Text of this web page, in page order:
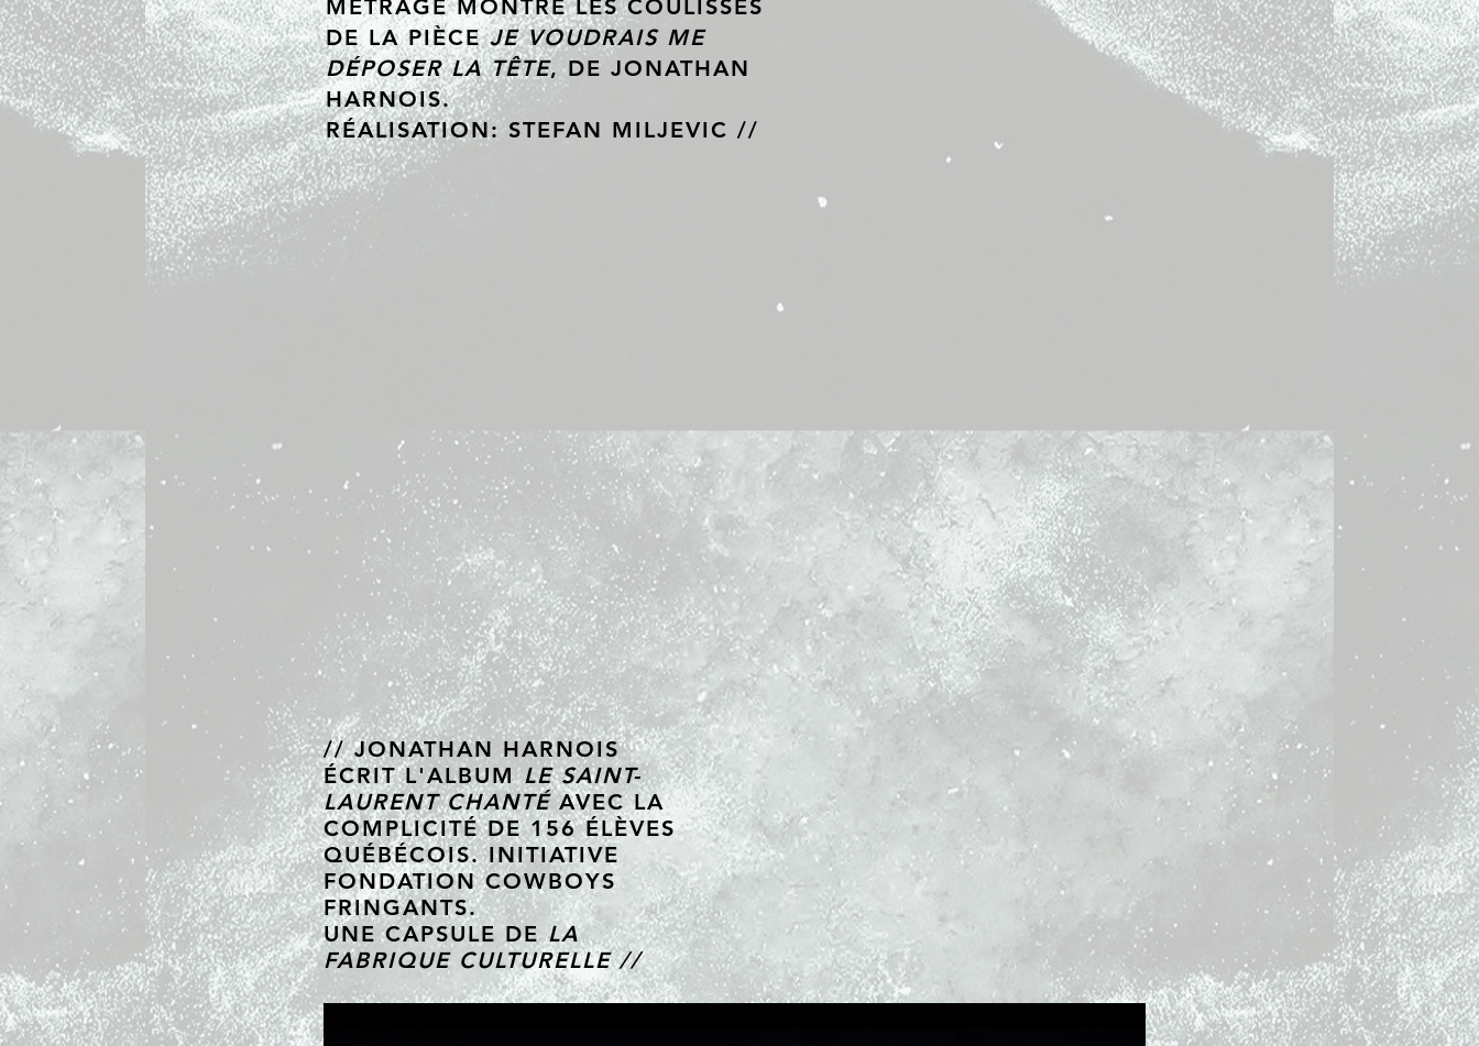
MÉTRAGE MONTRE LES COULISSES
DE LA PIÈCEJE VOUDRAIS ME
DÉPOSER LA TÊTE, DE JONATHAN
HARNOIS.
RÉALISATION: STEFAN MILJEVIC //
// JONATHAN HARNOIS
ÉCRIT L'ALBUMLE SAINT-
LAURENT CHANTÉAVEC LA
COMPLICITÉ DE 156 ÉLÈVES
QUÉBÉCOIS. INITIATIVE
FONDATION COWBOYS
FRINGANTS.
UNE CAPSULE DELA
FABRIQUE CULTURELLE //